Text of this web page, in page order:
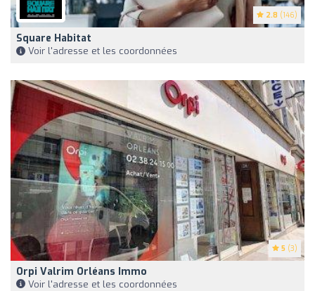
2.8 (146)
Square Habitat
Voir l'adresse et les coordonnées
5 (3)
Orpi Valrim Orléans Immo
Voir l'adresse et les coordonnées